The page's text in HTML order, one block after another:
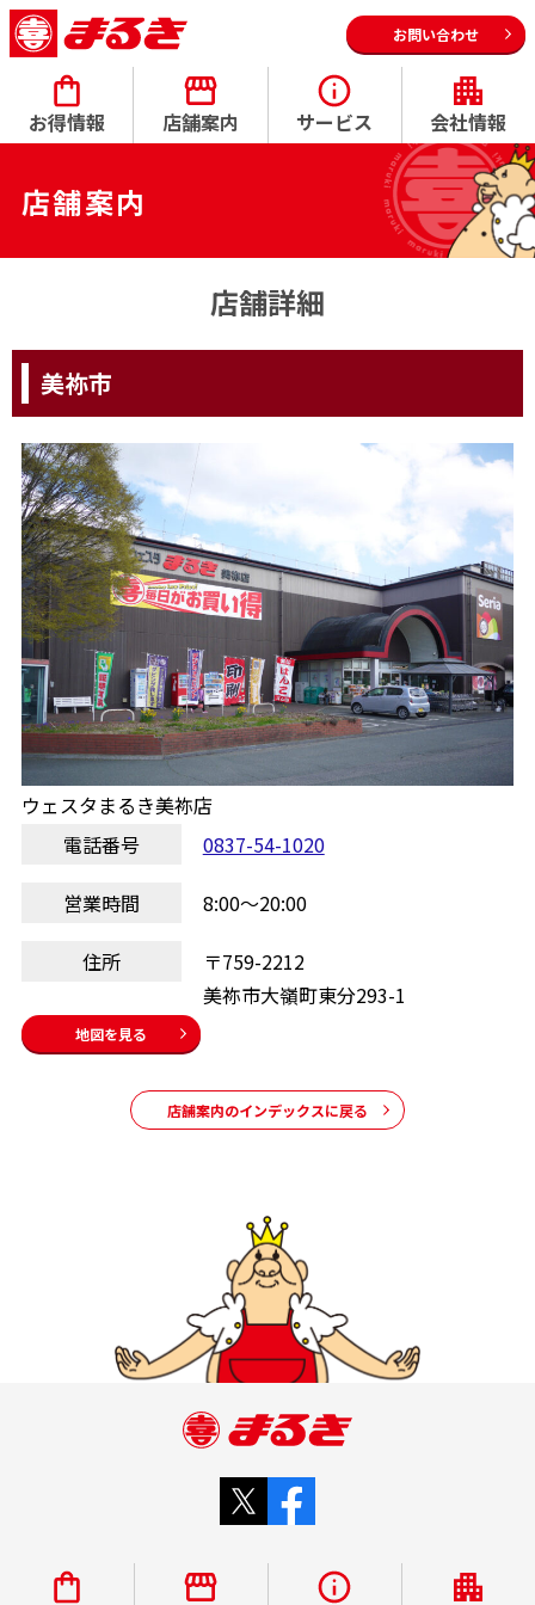
お得情報 店舗案内 サービス 会社情報
お問い合わせ
店舗案内
店舗詳細
美祢市
ウェスタまるき美祢店
電話番号
0837-54-1020
営業時間 8:00～20:00
住所
〒759-2212
美祢市大嶺町東分293-1
地図を見る
店舗案内のインデックスに戻る